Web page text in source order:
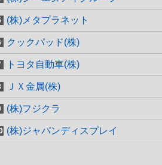
(株)メタプラネット
クックパッド(株)
トヨタ自動車(株)
ＪＸ金属(株)
(株)フジクラ
(株)ジャパンディスプレイ